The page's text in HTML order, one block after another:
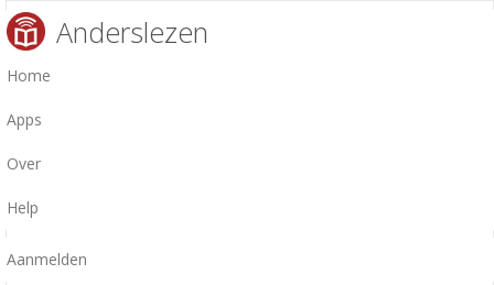
Anderslezen
Home
Apps
Over
Help
Aanmelden